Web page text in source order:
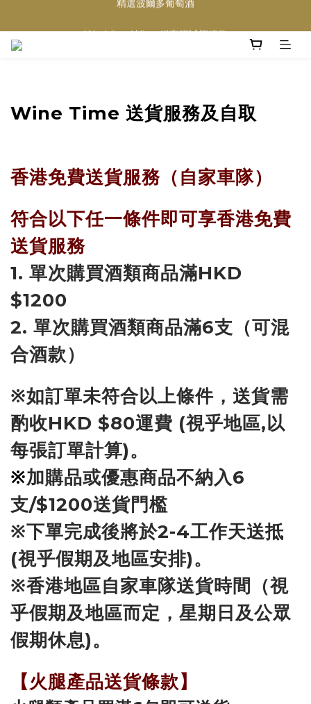
買滿任何酒類 六支 或買滿 $1200 (不限支數) 皆可享免費送貨
Wine Time 送貨服務及自取
香港免費送貨服務（自家車隊）
符合以下任一條件即可享香港免費
送貨服務
1. 單次購買酒類商品滿HKD
$1200
2. 單次購買酒類商品滿6支（可混
合酒款）
※如訂單未符合以上條件，送貨需
酌收HKD $80運費 (視乎地區,以
每張訂單計算)。
※加購品或優惠商品不納入6
支/$1200送貨門檻
※下單完成後將於2-4工作天送抵
(視乎假期及地區安排)。
※香港地區自家車隊送貨時間（視
乎假期及地區而定，星期日及公眾
假期休息)。
【火腿產品送貨條款】